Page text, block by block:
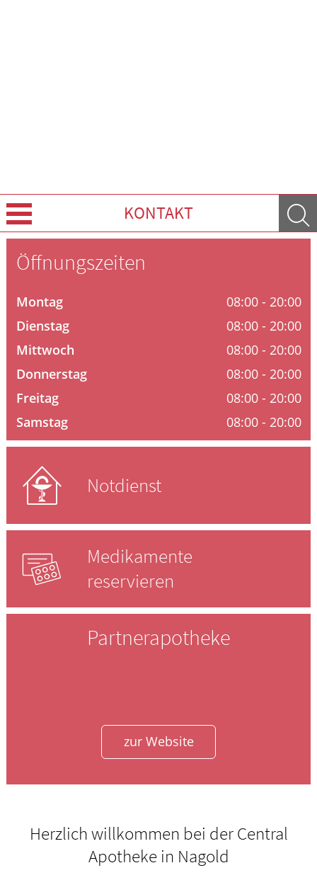
KONTAKT
Leistungen
Krankheiten & Therapie
GESUND IM ALTER
Öffnungszeiten
Montag
08:00 - 20:00
Dienstag
08:00 - 20:00
Mittwoch
08:00 - 20:00
Donnerstag
08:00 - 20:00
Freitag
08:00 - 20:00
Samstag
08:00 - 20:00
Notdienst
Medikamente
reservieren
Partnerapotheke
zur Website
Herzlich willkommen bei der Central
Apotheke in Nagold